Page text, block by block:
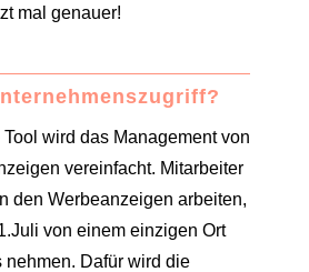
mal genauer!
wird das Management von
vereinfacht. Mitarbeiter
den Werbeanzeigen arbeiten,
von einem einzigen Ort
nehmen. Dafür wird die